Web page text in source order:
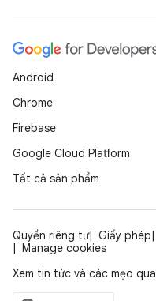
Android
Chrome
Firebase
Google Cloud Platform
Tất cả sản phẩm
Quyền riêng tư Giấy phép
Manage cookies
Xem tin tức và các mẹo